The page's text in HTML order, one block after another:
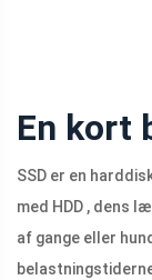
En kort
SSD er en
med HDD , dens
af gange eller